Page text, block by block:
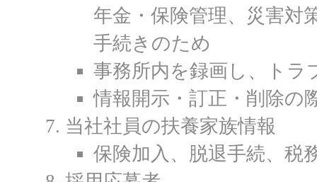
年金・保険管理、災害対
手続きのため
事務所内を録画し、トラ
情報開示・訂正・削除の
当社社員の扶養家族情報
保険加入、脱退手続、税